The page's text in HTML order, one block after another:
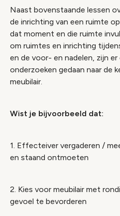
Naast bovenstaande lessen
de inrichting van een ruimte
dat moment en die ruimte
om ruimtes en inrichting
en de voor- en nadelen, zijn
onderzoeken gedaan naar de
meubilair.
Wist je bijvoorbeeld dat:
1. Effecteiver vergaderen /
en staand ontmoeten
2. Kies voor meubilair met
gevoel te bevorderen